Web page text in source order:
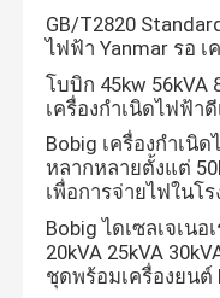
GB/T2820
ไฟฟ้า Yanmar รอ เ
โบบิก 45kw 56kVA
เครื่องกําเนิดไฟฟ้า
Bobig เครื่องกำเนิ
หลากหลายตั้งแต่
เพื่อการจ่ายไฟในโ
Bobig ไดเซลเจเนอ
20kVA 25kVA
ชุดพร้อมเครื่องยนต์